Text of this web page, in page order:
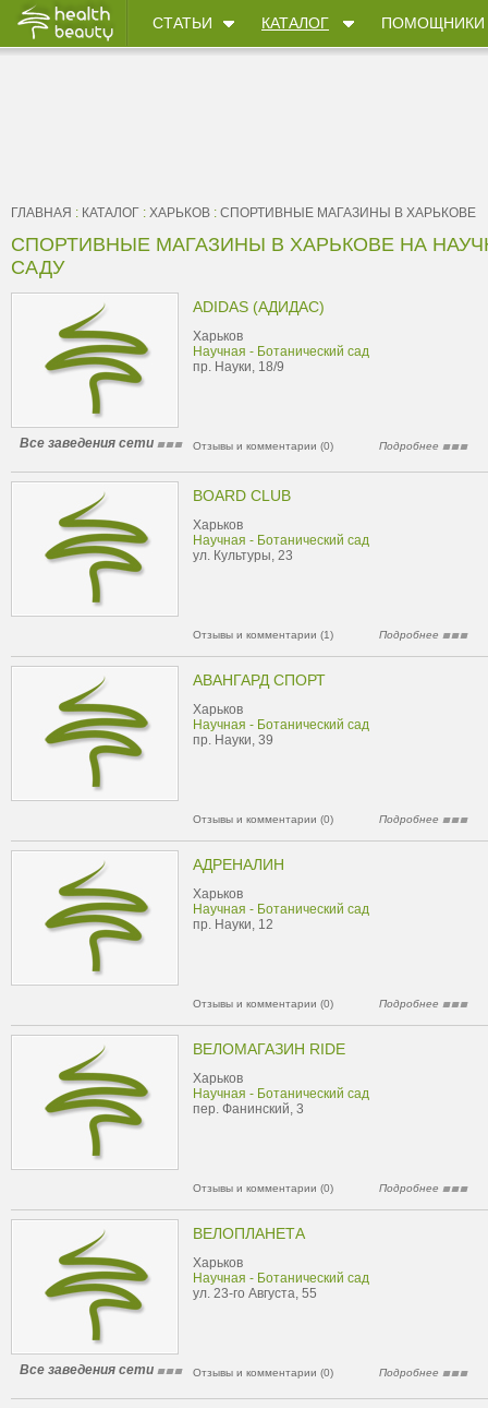
СТАТЬИ КАТАЛОГ ПОМОЩНИКИ
ГЛАВНАЯ : КАТАЛОГ : ХАРЬКОВ : CПОРТИВНЫЕ МАГАЗИНЫ В ХАРЬКОВЕ
CПОРТИВНЫЕ МАГАЗИНЫ В ХАРЬКОВЕ НА
САДУ
ADIDAS (АДИДАС)
Харьков
Научная - Ботанический сад
пр. Науки, 18/9
Все заведения сети Отзывы и комментарии (0) Подробнее
BOARD CLUB
Харьков
Научная - Ботанический сад
ул. Культуры, 23
Отзывы и комментарии (1) Подробнее
АВАНГАРД СПОРТ
Харьков
Научная - Ботанический сад
пр. Науки, 39
Отзывы и комментарии (0) Подробнее
АДРЕНАЛИН
Харьков
Научная - Ботанический сад
пр. Науки, 12
Отзывы и комментарии (0) Подробнее
ВЕЛОМАГАЗИН RIDE
Харьков
Научная - Ботанический сад
пер. Фанинский, 3
Отзывы и комментарии (0) Подробнее
ВЕЛОПЛАНЕТА
Харьков
Научная - Ботанический сад
ул. 23-го Августа, 55
Все заведения сети Отзывы и комментарии (0) Подробнее